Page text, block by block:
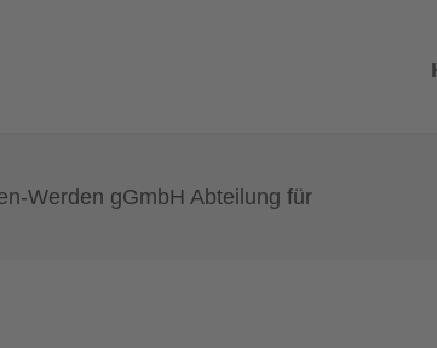
Werden gGmbH Abteilung für